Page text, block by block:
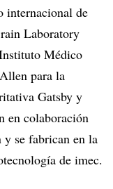
internacional de
Laboratory
Médico
para la
Gatsby y
en colaboración
y se fabrican en la
de imec.